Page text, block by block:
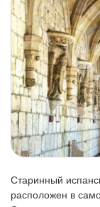
Старинный
расположен в